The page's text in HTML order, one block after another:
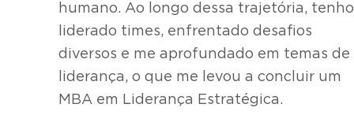
humano. Ao longo dessa trajetória, tenho
liderado times, enfrentado desafios
diversos e me aprofundado em temas de
liderança, o que me levou a concluir um
MBA em Liderança Estratégica.